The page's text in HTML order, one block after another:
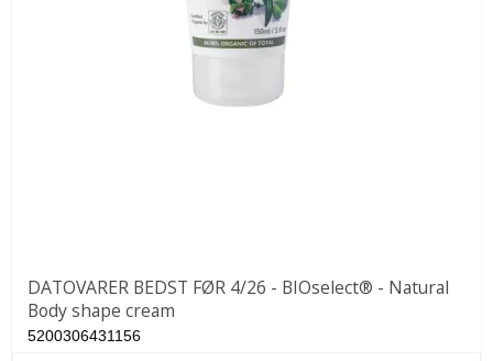
DATOVARER BEDST FØR 4/26 - BIOselect® - Natural
Body shape cream
5200306431156